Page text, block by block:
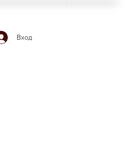
Вход